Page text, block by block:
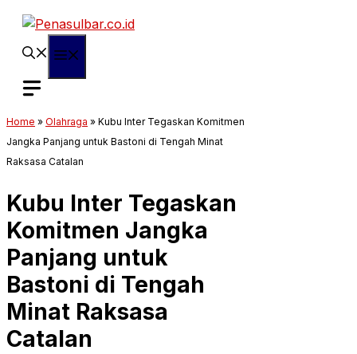
Langsung
Home » Olahraga » Kubu Inter Tegaskan Komitmen
Jangka Panjang untuk Bastoni di Tengah Minat
Raksasa Catalan
Kubu Inter Tegaskan
Komitmen Jangka
Panjang untuk
Bastoni di Tengah
Minat Raksasa
Catalan